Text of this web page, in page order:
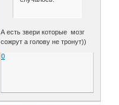
А есть звери которые мозг
сожрут а голову не тронут))
0